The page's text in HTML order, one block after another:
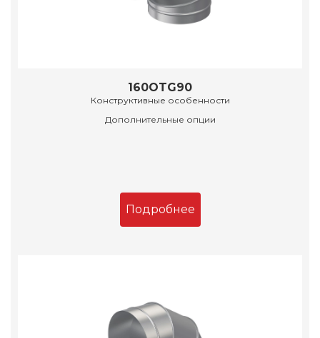
160OTG90
Конструктивные особенности
Дополнительные опции
Подробнее